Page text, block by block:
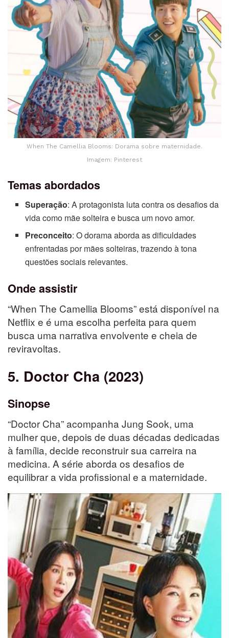
When The Camellia Blooms: Dorama sobre maternidade.
Imagem: Pinterest
Temas abordados
Superação: A protagonista luta contra os desafios da
vida como mãe solteira e busca um novo amor.
Preconceito: O dorama aborda as dificuldades
enfrentadas por mães solteiras, trazendo à tona
questões sociais relevantes.
Onde assistir
“When The Camellia Blooms” está disponível na
Netflix e é uma escolha perfeita para quem
busca uma narrativa envolvente e cheia de
reviravoltas.
5. Doctor Cha (2023)
Sinopse
“Doctor Cha” acompanha Jung Sook, uma
mulher que, depois de duas décadas dedicadas
à família, decide reconstruir sua carreira na
medicina. A série aborda os desafios de
equilibrar a vida profissional e a maternidade.